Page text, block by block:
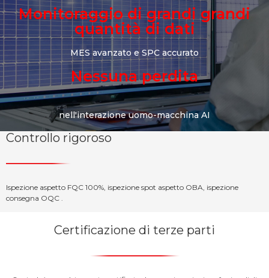
Monitoraggio di grandi grandi
quantità di dati
MES avanzato e SPC accurato
Nessuna perdita
nell'interazione uomo-macchina AI
Controllo rigoroso
Ispezione aspetto FQC 100%, ispezione spot aspetto OBA, ispezione
consegna OQC .
Certificazione di terze parti